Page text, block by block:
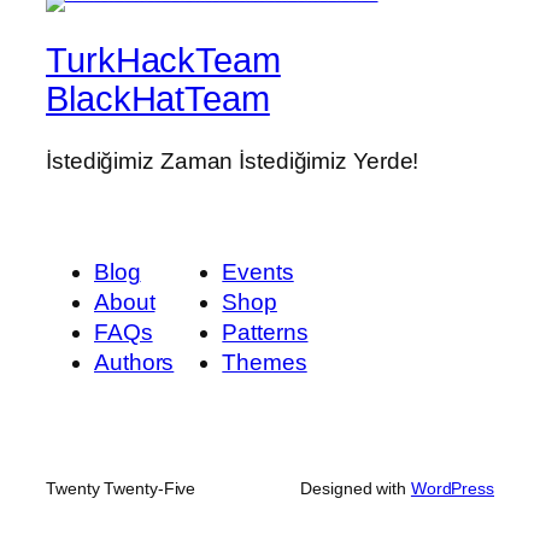
TurkHackTeam
BlackHatTeam
İstediğimiz Zaman İstediğimiz Yerde!
Blog
About
FAQs
Authors
Events
Shop
Patterns
Themes
Twenty Twenty-Five Designed with WordPress